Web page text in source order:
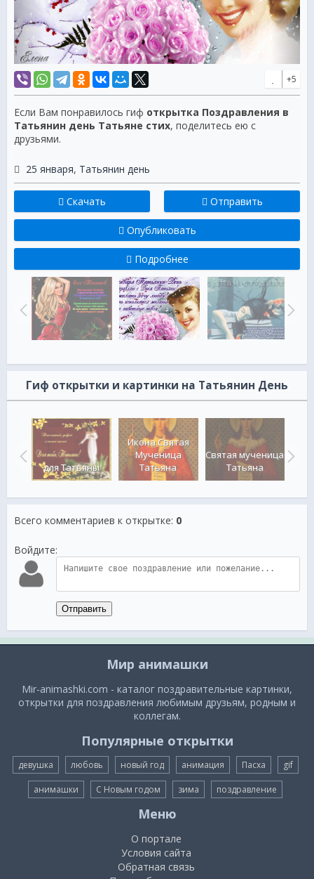
+5
Если Вам понравилось гиф открытка Поздравления в
Татьянин день Татьяне стих, поделитесь ею с
друзьями.
25 января, Татьянин день
Скачать Отправить
Опубликовать
Подробнее
Гиф открытки и картинки на Татьянин День
в
для Татьяны
Икона Святая
Мученица
Татьяна
Святая мученица
Татьяна
Всего комментариев к открытке: 0
Войдите:
Отправить
Мир анимашки
Mir-animashki.com - каталог поздравительные картинки,
открытки для поздравления любимым друзьям, родным и
коллегам.
Популярные открытки
девушка любовь новый год анимация Пасха gif
анимашки С Новым годом зима поздравление
Меню
О портале
Условия сайта
Обратная связь